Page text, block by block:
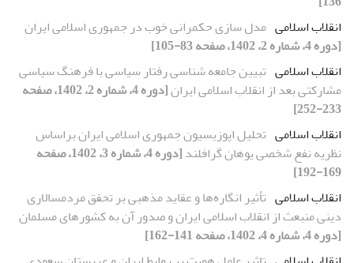
انقلاب اسلامی مدل سازی حکمرانی خوب در جمهوری اسلامی ایران
[دوره 4، شماره 2، 1402، صفحه 83-105]
انقلاب اسلامی تبیین جامعه شناسی رفتار سیاسی با فرهنگ سیاسی
مشارکتی بعد از انقلاب اسلامی ایران
[دوره 4، شماره 2، 1402، صفحه
233-252]
انقلاب اسلامی تحلیل اپوزیسیون جمهوری اسلامی ایران براساس
نظریه نفع شخصی یوهان گرافلند
[دوره 4، شماره 3، 1402، صفحه
169-192]
انقلاب اسلامی تأثیر انگاره‌ها و عقاید مذهبی بر تحقق مردمسالاری
دینی منبعث از انقلاب اسلامی ایران و صدور آن به کشورهای مسلمان
[دوره 4، شماره 4، 1402، صفحه 141-162]